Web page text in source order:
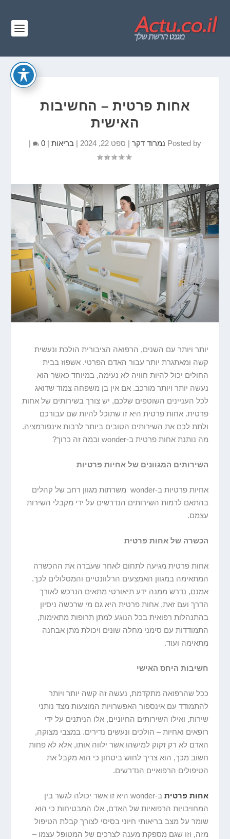
אחות פרטית – החשיבות
האישית
Posted by נמרוד דקר | ספט 22, 2024 | בריאות |
0
|
יותר ויותר עם השנים, הרפואה הציבורית הולכת ונעשית
קשה ומאתגרת יותר עבור האדם הפרטי. אשפוז בבית
החולים יכול להיות חוויה לא נעימה, במיוחד כאשר הוא
נעשה יותר ויותר מורכב. אם אין בן משפחה צמוד שדואג
לכל העניינים השוטפים שלכם, יש צורך בשירותים של אחות
פרטית. אחות פרטית היא זו שתוכל להיות שם עבורכם
ולתת לכם את השירותים הטובים ביותר לרבות אינפורמציה.
מה נותנת אחות פרטית ב-wonder ובמה זה כרוך?
השירותים המגוונים של אחיות פרטיות
אחיות פרטיות ב-wonder משרתות מגוון רחב של קהלים
בהתאם לרמות השירותים הנדרשים על ידי מקבלי השירות
עצמם.
הכשרה של אחות פרטית
אחות פרטית מגיעה לתחום לאחר שעברה את ההכשרה
המתאימה במגוון האמצעים הרלוונטיים והמסלולים לכך.
אמנם, נדרש ממנה ידע תיאורטי מתאים הנרכש לאורך
הדרך ועם זאת, אחות פרטית היא גם מי שרכשה ניסיון
בהתנהלות רפואית בכל הנוגע למתן תרופות מתאימות,
התמודדות עם סימני מחלה שונים ויכולת מתן אבחנה
מתאימה ועוד.
חשיבות היחס האישי
ככל שהרפואה מתקדמת, נעשה זה קשה יותר ויותר
להתמודד עם אינספור האפשרויות המוצעות מצד נותני
שירות, ואילו השירותים החיוניים, אלו הניתנים על ידי
רופאים ואחיות – הולכים ונעשים נדירים. במצבי מצוקה,
האדם לא רק זקוק למישהו אשר ילווה אותו, אלא לא פחות
חשוב מכך, הוא צריך לחוש ביטחון כי הוא מקבל את
הטיפולים הרפואיים הנדרשים.
אחות פרטית
ב-wonder היא זו אשר יכולה לגשר בין
המחויבויות הרפואיות של האדם, אלו המבטיחות כי הוא
שומר על מצב בריאותי חיוני בסיסי לצורך קבלת הטיפול
מזה, וזו שגם מספקת מענה לצרכים של המטופל עצמו –